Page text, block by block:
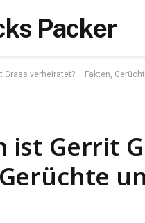
Packer
Grass verheiratet? – Fakten,
ist Gerrit